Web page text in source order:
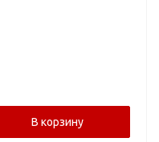
В корзину